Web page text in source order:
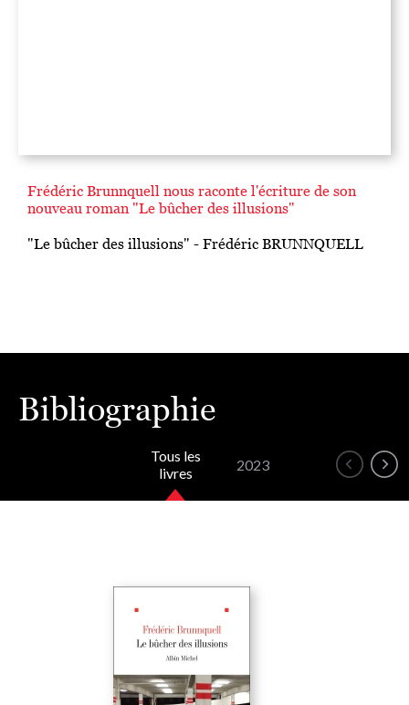
Frédéric Brunnquell nous raconte l'écriture de son
nouveau roman "Le bûcher des illusions"
"Le bûcher des illusions" - Frédéric BRUNNQUELL
Bibliographie
Tous les
livres
2023